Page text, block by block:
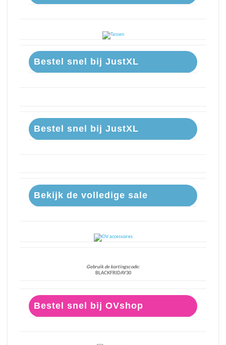
Bestel snel bij JustXL
Bestel snel bij JustXL
Bekijk de volledige sale
Gebruik de kortingscode:
BLACKFRIDAY30
Bestel snel bij OVshop